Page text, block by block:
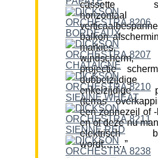
cassette
balkon
markies,
projectie
enkelzijdige
(terras
een zonnezeil of
en of deze nu
elektrisch
wordt…….”